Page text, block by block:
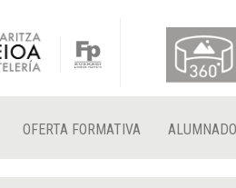
OFERTA FORMATIVA ALUMNADO